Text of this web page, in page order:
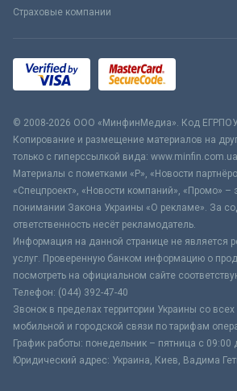
Страховые компании
© 2008-2026 ООО «МинфинМедиа». Код
Копирование и размещение материалов на
только с гиперссылкой вида: www.minfin.com.ua
Материалы с пометками «Р», «Новости
«Спецпроект», «Новости компаний», «Промо» –
понимании Закона Украины «О рекламе». За
ответственность несёт рекламодатель.
Информация на данной странице не является
услуг. Проверенную банком информацию о
посмотреть на официальном сайте
Телефон: (044) 392-47-40
Звонок в пределах территории Украины со
мобильной и городской связи по тарифам
График работы: понедельник – пятница с 09:00
Юридический адрес: Украина, Киев, Вадима